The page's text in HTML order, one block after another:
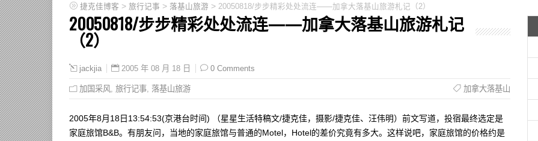
捷克佳博客 > 旅行记事 > 落基山旅游 > 20050818/步步精彩处处流连——加拿大落基山旅游札记（2）
20050818/步步精彩处处流连——加拿大落基山旅游札记
（2）
jackjia 2005 年 08 月 18 日 0 Comments
加国采风 旅行记事 落基山旅游 加拿大落基山
2005年8月18日13:54:53(京港台时间) （星星生活特稿文/捷克佳，摄影/捷克佳、汪伟明）前文写道，投宿最终选定是
家庭旅馆B&B。有朋友问，当地的家庭旅馆与普通的Motel，Hotel的差价究竟有多大。这样说吧，家庭旅馆的价格约是